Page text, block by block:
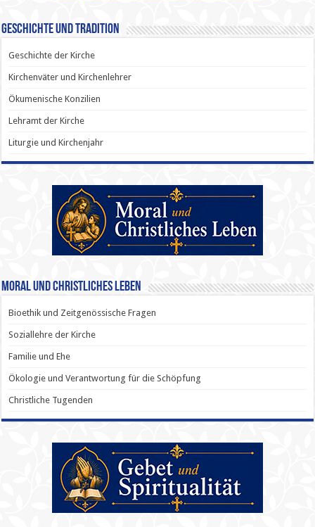
Geschichte und Tradition
Geschichte der Kirche
Kirchenväter und Kirchenlehrer
Ökumenische Konzilien
Lehramt der Kirche
Liturgie und Kirchenjahr
Moral und Christliches Leben
Bioethik und Zeitgenössische Fragen
Soziallehre der Kirche
Familie und Ehe
Ökologie und Verantwortung für die Schöpfung
Christliche Tugenden